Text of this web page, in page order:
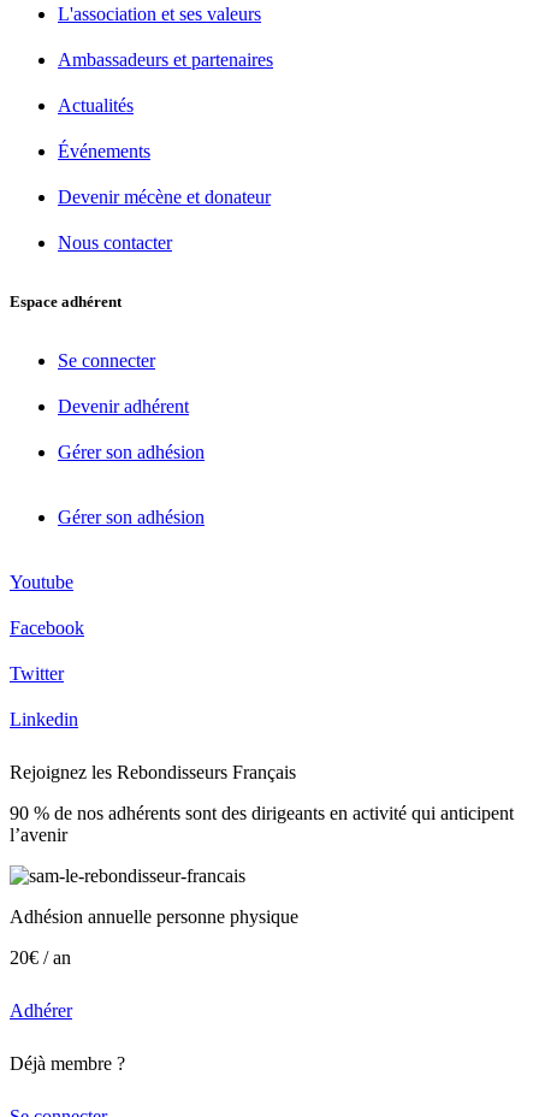
L'association et ses valeurs
Ambassadeurs et partenaires
Actualités
Événements
Devenir mécène et donateur
Nous contacter
Espace adhérent
Se connecter
Devenir adhérent
Gérer son adhésion
Gérer son adhésion
Youtube
Facebook
Twitter
Linkedin
Rejoignez les Rebondisseurs Français
90 % de nos adhérents sont des dirigeants en activité qui anticipent
l’avenir
Adhésion annuelle personne physique
20€ / an
Adhérer
Déjà membre ?